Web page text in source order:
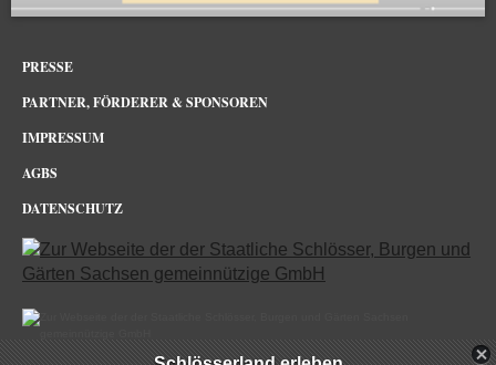
PRESSE
PARTNER, FÖRDERER & SPONSOREN
IMPRESSUM
AGBS
DATENSCHUTZ